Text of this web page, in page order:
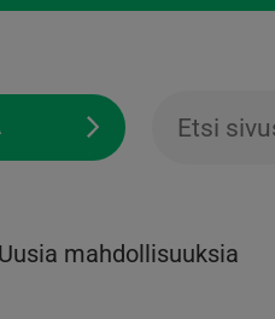
Uusia mahdollisuuksia